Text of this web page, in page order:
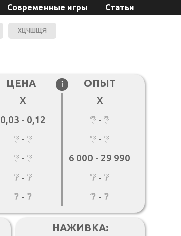
Современные игры Статьи
ХЦЧШЩЯ
НАЖИВКА:
Х
0,03 - 0,12
❔ - ❔
❔ - ❔
❔ - ❔
❔ - ❔
Х
❔ - ❔
❔ - ❔
6 000 - 29 990
❔ - ❔
❔ - ❔
ЦЕНА ОПЫТ